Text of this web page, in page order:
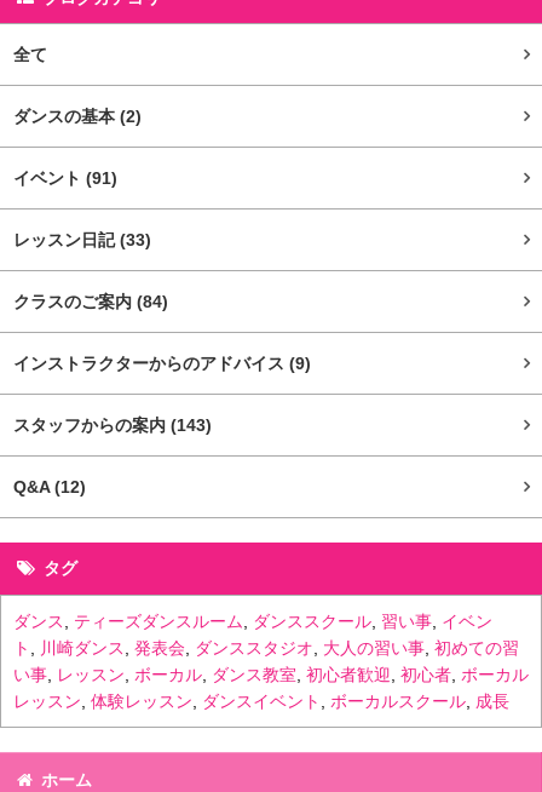
全て
ダンスの基本 (2)
イベント (91)
レッスン日記(33)
クラスのご案内 (84)
インストラクターからのアドバイス (9)
スタッフからの案内 (143)
Q&A(12)
タグ
ダンス ティーズダンスルーム ダンススクール 習い事 イベン
ト
川崎ダンス 発表会 ダンススタジオ 大人の習い事 初めての習
い事
レッスン ボーカル ダンス教室 初心者歓迎 初心者 ボーカル
レッスン 体験レッスン ダンスイベント ボーカルスクール 成長
ホーム